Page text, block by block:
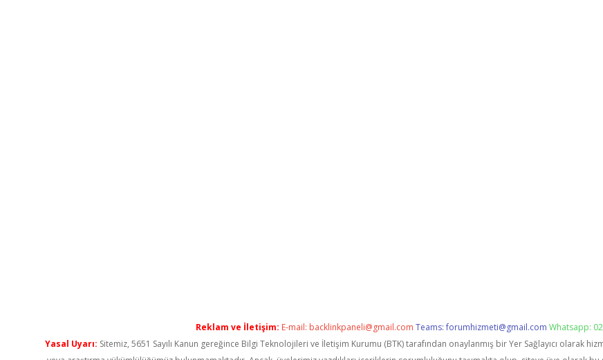
Reklam ve İletişim: E-mail: backlinkpaneli@gmail.com Teams:forumhizmeti@gmail.com Whatsapp:
Yasal Uyarı: Sitemiz, 5651 Sayılı Kanun gereğince Bilgi Teknolojileri ve İletişim Kurumu (BTK) tarafından onaylanmış bir Yer Sağlayıcı